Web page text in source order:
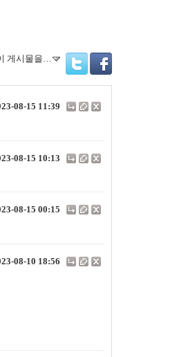
게시물을…
TwitterFacebook
08-15 11:39
08-15 10:13
08-15 00:15
08-10 18:56